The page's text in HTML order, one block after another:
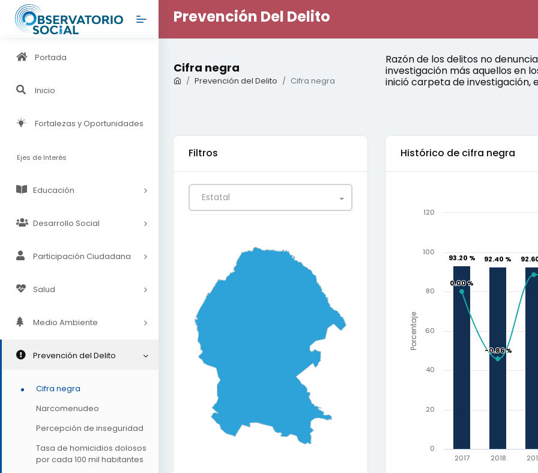
Portada
Inicio
Fortalezas y Oportunidades
Ejes de Interés
Educación
Desarrollo Social
Participación Ciudadana
Salud
Medio Ambiente
Prevención del Delito
Cifra negra
Narcomenudeo
Percepción de inseguridad
Tasa de homicidios dolosos
por cada 100 mil habitantes
Prevención Del Delito
Cifra negra
Prevención del Delito Cifra negra
Razón de los delitos no
investigación más aquellos en
inició carpeta de investigación,
Filtros
Estatal
Histórico de cifra negra
Porcentaje
93.20 %
93.20 % 92.40 %
92.40 %
0.00 %
0.00 %
-0.86 %
-0.86 %
0.22
2017 2018
0
20
40
60
80
100
120